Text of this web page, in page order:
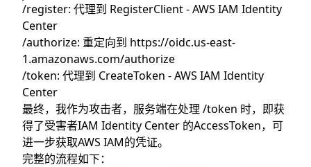
/register: 代理到 RegisterClient - AWS IAM Identity
Center
/authorize: 重定向到 https://oidc.us-east-
1.amazonaws.com/authorize
/token: 代理到 CreateToken - AWS IAM Identity
Center
最终，我作为攻击者，服务端在处理 /token 时，即获
得了受害者IAM Identity Center 的AccessToken，可
进一步获取AWS IAM的凭证。
完整的流程如下：